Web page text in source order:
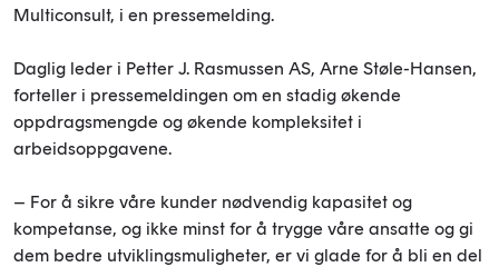
Multiconsult, i en pressemelding.
Daglig leder i Petter J. Rasmussen AS, Arne Støle-Hansen,
forteller i pressemeldingen om en stadig økende
oppdragsmengde og økende kompleksitet i
arbeidsoppgavene.
– For å sikre våre kunder nødvendig kapasitet og
kompetanse, og ikke minst for å trygge våre ansatte og gi
dem bedre utviklingsmuligheter, er vi glade for å bli en del